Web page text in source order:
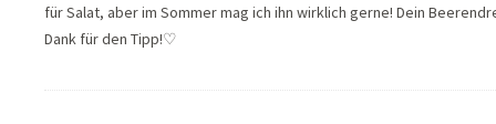
für Salat, aber im Sommer mag ich ihn wirklich gerne! Dein
Dank für den Tipp!♡